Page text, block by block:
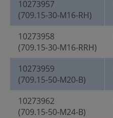
10273957
(709.15-30-M16-RH)
10273958
(709.15-30-M16-RRH)
10273959
(709.15-50-M20-B)
10273962
(709.15-50-M24-B)